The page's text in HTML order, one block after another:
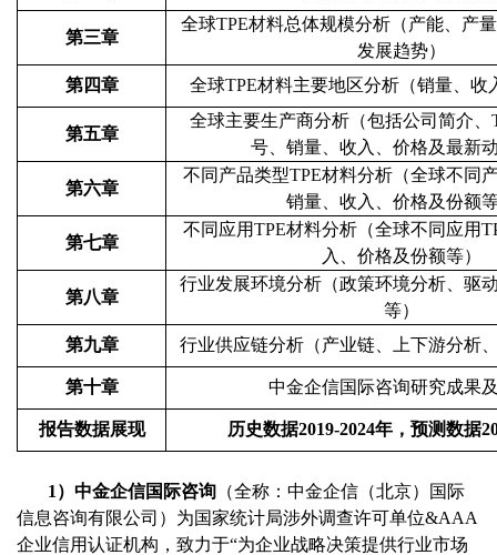
第三章
全球TPE材料总体规模分析 （产能、产
发展趋势）
第四章
全球TPE材料主要地区分析 （销量、收
第五章
全球主要生产商分析 （包括公司简介、
号、销量、收入、价格及最新
第六章
不同产品类型TPE材料分析（全球不同
销量、收入、价格及份额
第七章
不同应用TPE材料分析（全球不同应用
入、价格及份额等）
第八章
行业发展环境分析（政策环境分析、驱
等）
第九章
行业供应链分析（产业链、上下游分析
第十章 中金企信国际咨询研究成果
报告数据展现 历史数据2019-2024年，预测数据
1）中金企信国际咨询 （全称：中金企信（北京）国际
信息咨询有限公司）为国家统计局涉外调查许可单位&AAA
企业信用认证机构，致力于“为企业战略决策提供行业市场